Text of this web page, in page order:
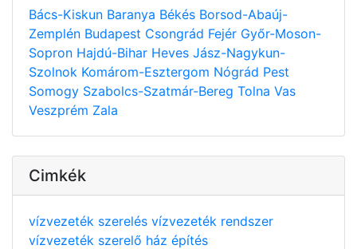
Bács-Kiskun Baranya Békés Borsod-Abaúj-
Zemplén Budapest Csongrád Fejér Győr-Moson-
Sopron Hajdú-Bihar Heves Jász-Nagykun-
Szolnok Komárom-Esztergom Nógrád Pest
Somogy Szabolcs-Szatmár-Bereg Tolna Vas
Veszprém Zala
Cimkék
vízvezeték szerelés vízvezeték rendszer
vízvezeték szerelő ház építés